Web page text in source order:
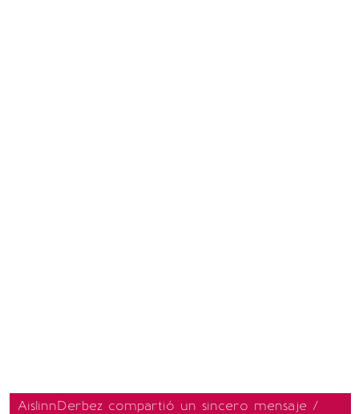
AislinnDerbez compartió un sincero mensaje /